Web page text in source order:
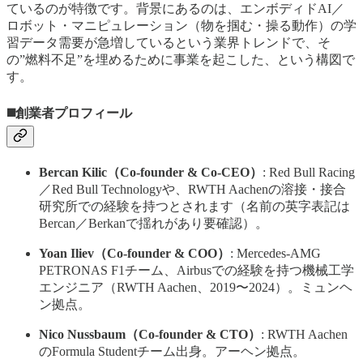
ているのが特徴です。背景にあるのは、エンボディドAI／
ロボット・マニピュレーション（物を掴む・操る動作）の学
習データ需要が急増しているという業界トレンドで、そ
の”燃料不足”を埋めるために事業を起こした、という構図で
す。
◼️創業者プロフィール
Bercan Kilic（Co-founder & Co-CEO） : Red Bull Racing
／Red Bull Technologyや、RWTH Aachenの溶接・接合
研究所での経験を持つとされます（名前の英字表記は
Bercan／Berkanで揺れがあり要確認）。
Yoan Iliev（Co-founder & COO） : Mercedes-AMG
PETRONAS F1チーム、Airbusでの経験を持つ機械工学
エンジニア（RWTH Aachen、2019〜2024）。ミュンヘ
ン拠点。
Nico Nussbaum（Co-founder & CTO） : RWTH Aachen
のFormula Studentチーム出身。アーヘン拠点。